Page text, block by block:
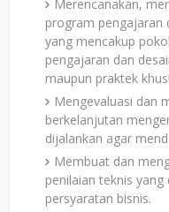
Merencanakan,
program pengajaran
yang mencakup
pengajaran dan
maupun praktek
Mengevaluasi dan
berkelanjutan
dijalankan agar
Membuat dan
penilaian teknis
persyaratan bisnis.